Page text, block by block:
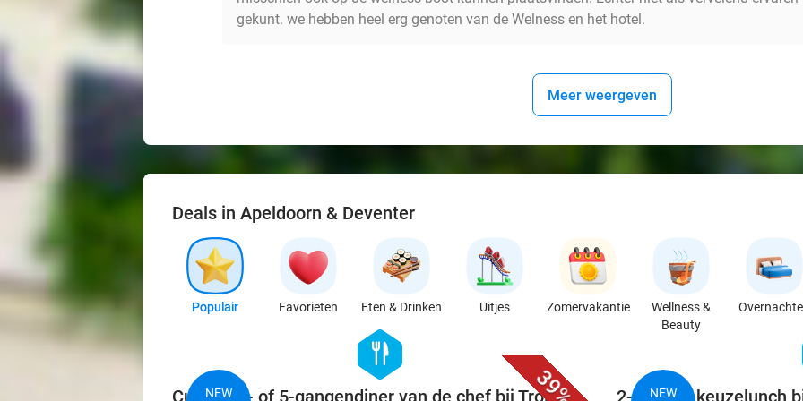
gekunt. we hebben heel erg genoten van de Welness en het hotel.
Meer weergeven
Deals in Apeldoorn & Deventer
Populair Favorieten Eten & Drinken Uitjes Zomervakantie
Wellness &
Beauty
39%
NEW
hexagon
food
Culinair 4- of 5-gangendiner van de chef bij Trois
NEW
2-gangen keuzelunch